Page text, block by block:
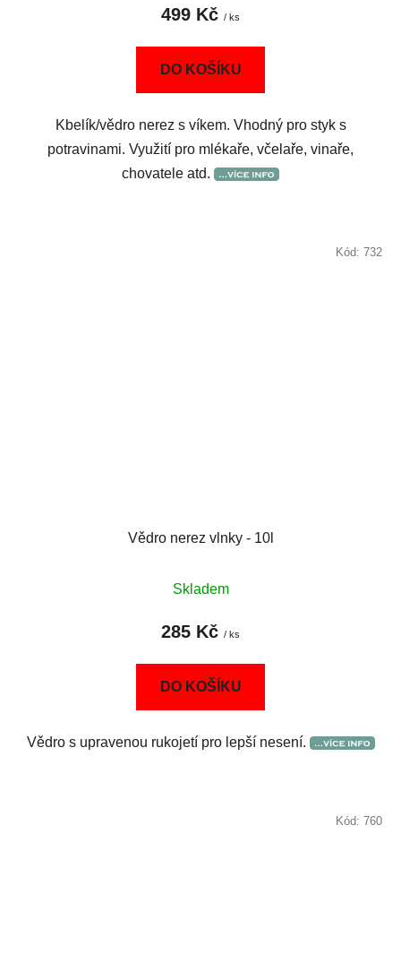
499 Kč / ks
DO KOŠÍKU
Kbelík/vědro nerez s víkem. Vhodný pro styk s
potravinami. Využití pro mlékaře, včelaře, vinaře,
chovatele atd.
Vědro nerez vlnky - 10l
Skladem
285 Kč / ks
DO KOŠÍKU
Vědro s upravenou rukojetí pro lepší nesení.
Kód: 732
Kód: 760